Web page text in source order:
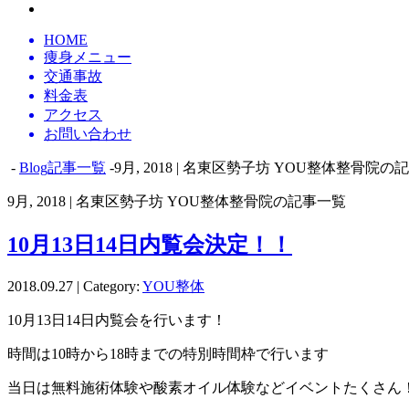
HOME
痩身メニュー
交通事故
料金表
アクセス
お問い合わせ
- Blog記事一覧 -9月, 2018 | 名東区勢子坊 YOU整体整骨院の
9月, 2018 | 名東区勢子坊 YOU整体整骨院の記事一覧
10月13日14日内覧会決定！！
2018.09.27 | Category: YOU整体
10月13日14日内覧会を行います！
時間は10時から18時までの特別時間枠で行います
当日は無料施術体験や酸素オイル体験などイベントたくさん！